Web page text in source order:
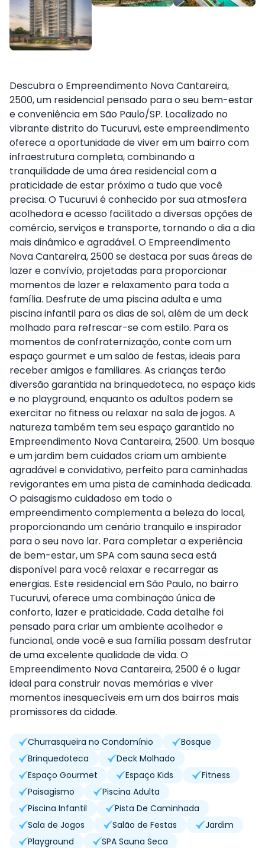
Descubra o Empreendimento Nova Cantareira,
2500, um residencial pensado para o seu bem-estar
e conveniência em São Paulo/SP. Localizado no
vibrante distrito do Tucuruvi, este empreendimento
oferece a oportunidade de viver em um bairro com
infraestrutura completa, combinando a
tranquilidade de uma área residencial com a
praticidade de estar próximo a tudo que você
precisa. O Tucuruvi é conhecido por sua atmosfera
acolhedora e acesso facilitado a diversas opções de
comércio, serviços e transporte, tornando o dia a dia
mais dinâmico e agradável. O Empreendimento
Nova Cantareira, 2500 se destaca por suas áreas de
lazer e convívio, projetadas para proporcionar
momentos de lazer e relaxamento para toda a
família. Desfrute de uma piscina adulta e uma
piscina infantil para os dias de sol, além de um deck
molhado para refrescar-se com estilo. Para os
momentos de confraternização, conte com um
espaço gourmet e um salão de festas, ideais para
receber amigos e familiares. As crianças terão
diversão garantida na brinquedoteca, no espaço kids
e no playground, enquanto os adultos podem se
exercitar no fitness ou relaxar na sala de jogos. A
natureza também tem seu espaço garantido no
Empreendimento Nova Cantareira, 2500. Um bosque
e um jardim bem cuidados criam um ambiente
agradável e convidativo, perfeito para caminhadas
revigorantes em uma pista de caminhada dedicada.
O paisagismo cuidadoso em todo o
empreendimento complementa a beleza do local,
proporcionando um cenário tranquilo e inspirador
para o seu novo lar. Para completar a experiência
de bem-estar, um SPA com sauna seca está
disponível para você relaxar e recarregar as
energias. Este residencial em São Paulo, no bairro
Tucuruvi, oferece uma combinação única de
conforto, lazer e praticidade. Cada detalhe foi
pensado para criar um ambiente acolhedor e
funcional, onde você e sua família possam desfrutar
de uma excelente qualidade de vida. O
Empreendimento Nova Cantareira, 2500 é o lugar
ideal para construir novas memórias e viver
momentos inesquecíveis em um dos bairros mais
promissores da cidade.
Churrasqueira no Condomínio
Bosque
Brinquedoteca
Deck Molhado
Espaço Gourmet
Espaço Kids
Fitness
Paisagismo
Piscina Adulta
Piscina Infantil
Pista De Caminhada
Sala de Jogos
Salão de Festas
Jardim
Playground
SPA Sauna Seca